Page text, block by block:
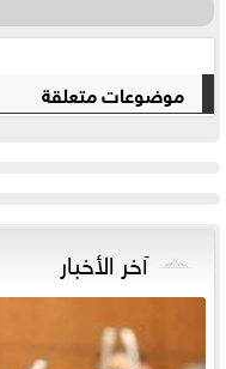
موضوعات متعلقة
آخر الأخبار